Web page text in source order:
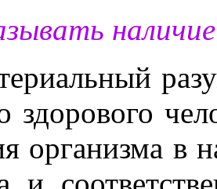
здорового
организма в